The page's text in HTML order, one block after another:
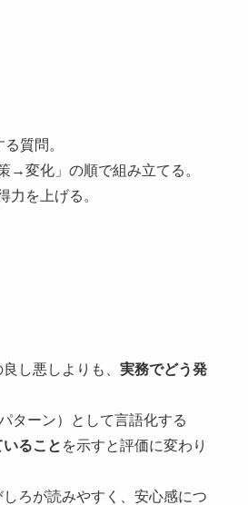
質問。
変化」の順で組み立てる。
力を上げる。
し悪しよりも、 実務でどう発
ターン）として言語化する
ること を示すと評価に変わり
ろが読みやすく、安心感につ